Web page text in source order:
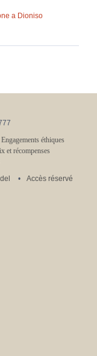
a Dioniso
Engagements éthiques
et récompenses
Accès réservé